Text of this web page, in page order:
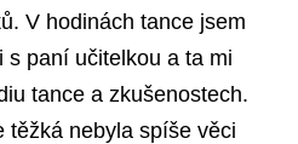
V hodinách tance jsem
s paní učitelkou a ta mi
tance a zkušenostech.
těžká nebyla spíše věci